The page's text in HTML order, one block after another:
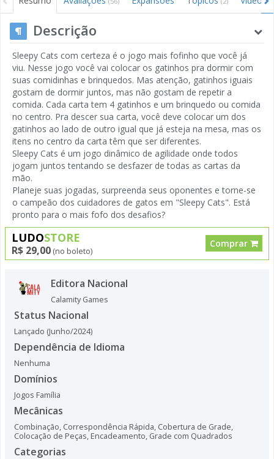
Descrição
Sleepy Cats com certeza é o jogo mais fofinho que você já
viu. Nesse jogo você vai colocar os gatinhos pra dormir com
suas comidinhas e brinquedos. Mas atenção, gatinhos iguais
gostam de dormir juntos, mas não gostam de repetir a
comida. Cada carta tem 4 gatinhos e um brinquedo ou comida
no centro. Pra descer sua carta, você deve colocar um dos
gatinhos ao lado de outro igual que já esteja na mesa, mas os
itens no centro da carta têm que ser diferentes.
Sleepy Cats é um jogo dinâmico de agilidade onde todos
jogam juntos tentando se desfazer de todas as cartas da
mão.
Planeje suas jogadas, surpreenda seus oponentes e torne-se
o campeão dos cuidadores de gatos em "Sleepy Cats". Está
pronto para o mais fofo dos desafios?
LUDOSTORE
R$ 29,00 (no boleto)
Comprar
Editora Nacional
Calamity Games
Status Nacional
Lançado (Junho/2024)
Dependência de Idioma
Nenhuma
Domínios
Jogos Família
Mecânicas
Combinação, Correspondência Rápida, Cobertura de Grade,
Colocação de Peças, Encadeamento, Grade com Quadrados
Categorias